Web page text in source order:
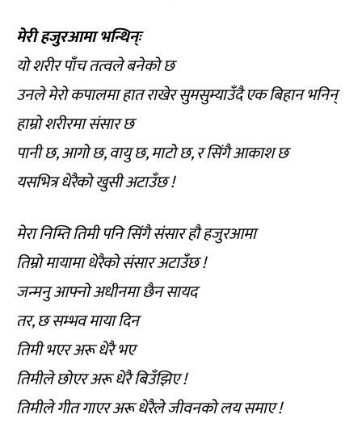
मेरी हजुरआमा भन्थिन्ः
यो शरीर पाँच तत्वले बनेको छ
उनले मेरो कपालमा हात राखेर सुमसुम्याउँदै एक बिहान भनिन्
हाम्रो शरीरमा संसार छ
पानी छ, आगो छ, वायु छ, माटो छ, र सिंगै आकाश छ
यसभित्र धेरैको खुसी अटाउँछ !
मेरा निम्ति तिमी पनि सिंगै संसार हौ हजुरआमा
तिम्रो मायामा धेरैको संसार अटाउँछ !
जन्मनु आफ्नो अधीनमा छैन सायद
तर, छ सम्भव माया दिन
तिमी भएर अरू धेरै भए
तिमीले छोएर अरू धेरै बिउँझिए !
तिमीले गीत गाएर अरू धेरैले जीवनको लय समाए !